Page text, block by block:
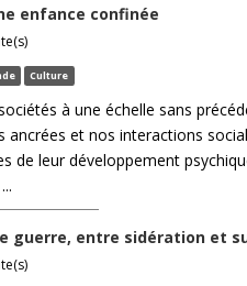
enfance confinée
Culture
à une échelle sans
et nos interactions
de leur développement
guerre, entre sidération et